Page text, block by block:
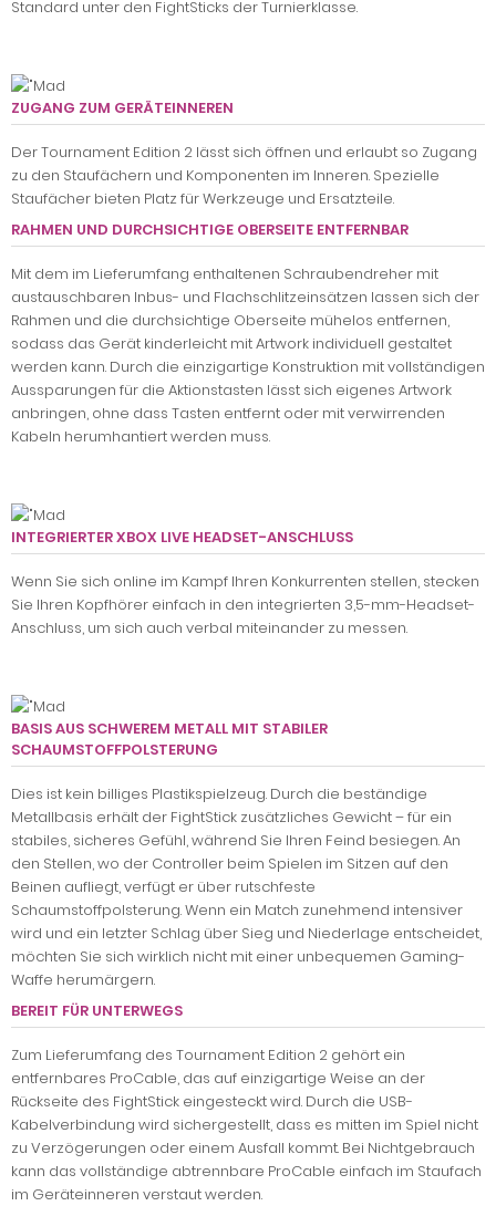
Standard unter den FightSticks der Turnierklasse.
ZUGANG ZUM GERÄTEINNEREN
Der Tournament Edition 2 lässt sich öffnen und erlaubt so Zugang
zu den Staufächern und Komponenten im Inneren. Spezielle
Staufächer bieten Platz für Werkzeuge und Ersatzteile.
RAHMEN UND DURCHSICHTIGE OBERSEITE ENTFERNBAR
Mit dem im Lieferumfang enthaltenen Schraubendreher mit
austauschbaren Inbus- und Flachschlitzeinsätzen lassen sich der
Rahmen und die durchsichtige Oberseite mühelos entfernen,
sodass das Gerät kinderleicht mit Artwork individuell gestaltet
werden kann. Durch die einzigartige Konstruktion mit vollständigen
Aussparungen für die Aktionstasten lässt sich eigenes Artwork
anbringen, ohne dass Tasten entfernt oder mit verwirrenden
Kabeln herumhantiert werden muss.
INTEGRIERTER XBOX LIVE HEADSET-ANSCHLUSS
Wenn Sie sich online im Kampf Ihren Konkurrenten stellen, stecken
Sie Ihren Kopfhörer einfach in den integrierten 3,5-mm-Headset-
Anschluss, um sich auch verbal miteinander zu messen.
BASIS AUS SCHWEREM METALL MIT STABILER
SCHAUMSTOFFPOLSTERUNG
Dies ist kein billiges Plastikspielzeug. Durch die beständige
Metallbasis erhält der FightStick zusätzliches Gewicht – für ein
stabiles, sicheres Gefühl, während Sie Ihren Feind besiegen. An
den Stellen, wo der Controller beim Spielen im Sitzen auf den
Beinen aufliegt, verfügt er über rutschfeste
Schaumstoffpolsterung. Wenn ein Match zunehmend intensiver
wird und ein letzter Schlag über Sieg und Niederlage entscheidet,
möchten Sie sich wirklich nicht mit einer unbequemen Gaming-
Waffe herumärgern.
BEREIT FÜR UNTERWEGS
Zum Lieferumfang des Tournament Edition 2 gehört ein
entfernbares ProCable, das auf einzigartige Weise an der
Rückseite des FightStick eingesteckt wird. Durch die USB-
Kabelverbindung wird sichergestellt, dass es mitten im Spiel nicht
zu Verzögerungen oder einem Ausfall kommt. Bei Nichtgebrauch
kann das vollständige abtrennbare ProCable einfach im Staufach
im Geräteinneren verstaut werden.